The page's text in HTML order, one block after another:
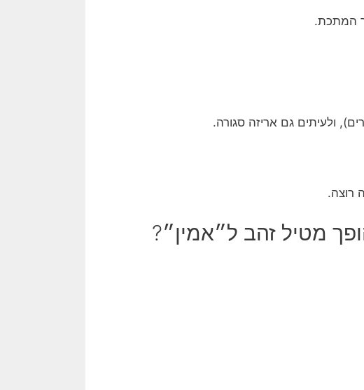
המתכת.
ולעיתים גם אריזה סגורה.
רוצה.
מטיל זהב ל״אמין״?